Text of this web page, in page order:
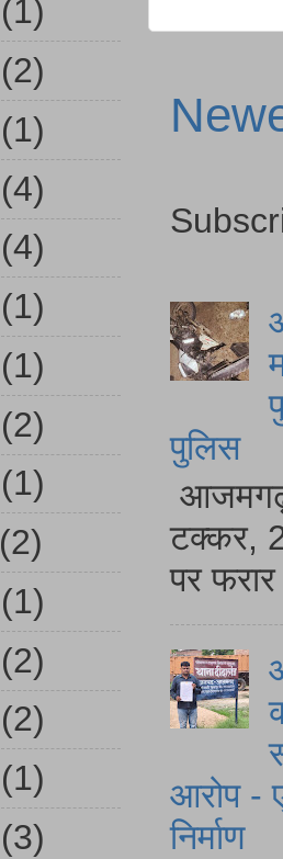
पुलिस
आजमगढ़
टक्कर,
पर
आरोप -
निर्माण
(1)
(2)
(1)
(4)
(4)
(1)
(1)
(2)
(1)
(2)
(1)
(2)
(2)
(1)
(3)